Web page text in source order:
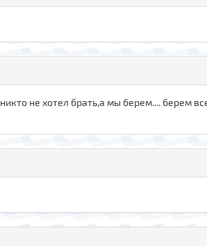
не хотел брать,а мы берем.... берем